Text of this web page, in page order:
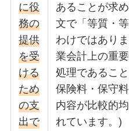
に役
務の
提供
を受
ける
ため
の支
出で
あることが求
文で「等質・
わけではあり
業会計上の重
処理であるこ
保険料・保守
内容が比較的
れています。)